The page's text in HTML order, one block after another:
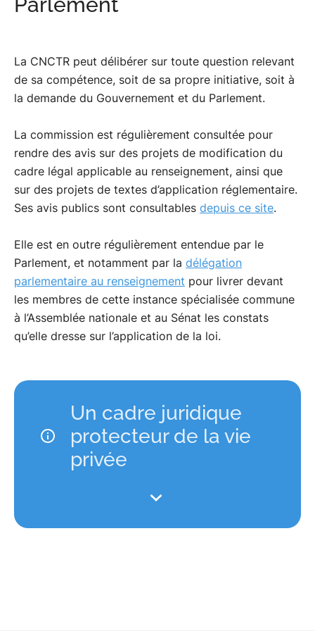
ainsi que sur celles visant à exploiter les
les services disposent d’une autorisation pour y
recourir et, le cas échéant, qu’ils recueillent les
renseignements, les exploitent et, dans certains cas,
le cadre prévu par cette autorisation et dans les
limites fixées par la loi.
La CNCTR peut délibérer sur toute question relevant
de sa compétence, soit de sa propre initiative, soit à
la demande du Gouvernement et du Parlement.
La commission est régulièrement consultée pour
rendre des avis sur des projets de modification du
cadre légal applicable au renseignement, ainsi que
sur des projets de textes d’application réglementaire.
Ses avis publics sont consultables depuis ce site.
Elle est en outre régulièrement entendue par le
Parlement, et notamment par la délégation
parlementaire au renseignement pour livrer devant
les membres de cette instance spécialisée commune
à l’Assemblée nationale et au Sénat les constats
qu’elle dresse sur l’application de la loi.
Un cadre juridique
protecteur de la vie
privée